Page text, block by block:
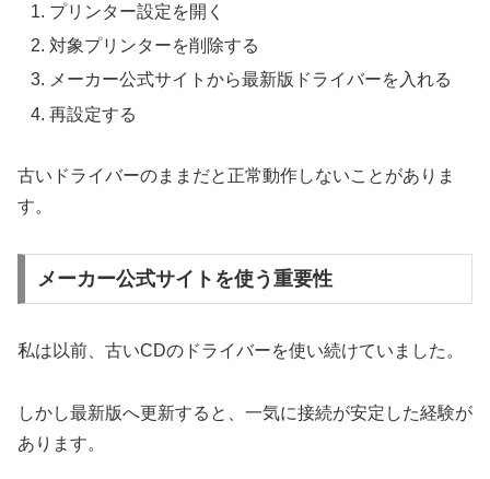
プリンター設定を開く
対象プリンターを削除する
メーカー公式サイトから最新版ドライバーを入れる
再設定する
古いドライバーのままだと正常動作しないことがありま
す。
メーカー公式サイトを使う重要性
私は以前、古いCDのドライバーを使い続けていました。
しかし最新版へ更新すると、一気に接続が安定した経験が
あります。